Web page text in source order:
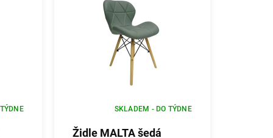
Židle MALTA šedá
SKLADEM - DO TÝDNE